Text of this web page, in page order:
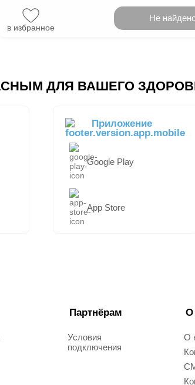
в избранное
Не
ДЛЯ ВАШЕГО
Приложение
Google Play
App Store
Партнёрам
Условия
подключения
О
О